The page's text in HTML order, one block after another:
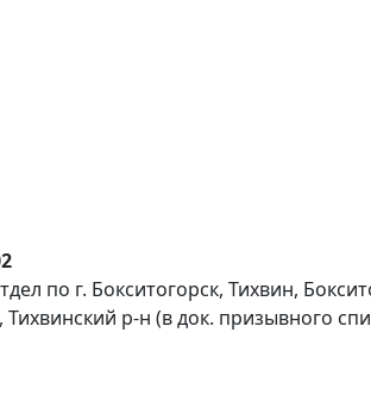
по г. Бокситогорск, Тихвин,
р-н (в док. призывного